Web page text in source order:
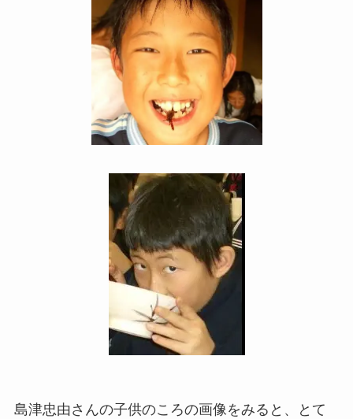
島津忠由さんの子供のころの画像をみると、とて